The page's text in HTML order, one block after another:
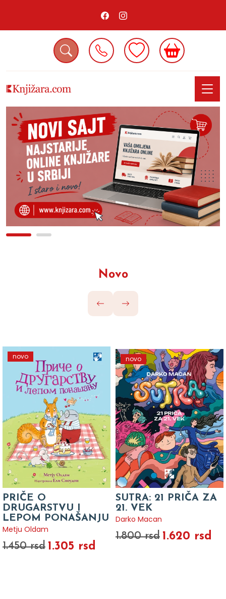
Novo
novo
PRIČE O
DRUGARSTVU I
LEPOM PONAŠANJU
Metju Oldam
1.450 rsd 1.305 rsd
novo
SUTRA: 21 PRIČA ZA
21. VEK
Darko Macan
1.800 rsd 1.620 rsd